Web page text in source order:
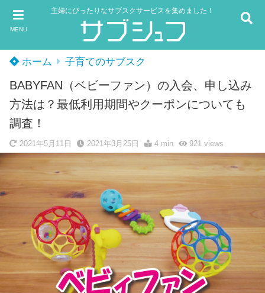
MENU
主婦にぴったりなサブスクサービスを集めました！
ホーム 子育てのサブスク
BABYFAN（ベビーファン）の入会、申し込み
方法は？最低利用期間やクーポンについても
調査！
2021年5月11日 2021年3月25日 4 min 921views